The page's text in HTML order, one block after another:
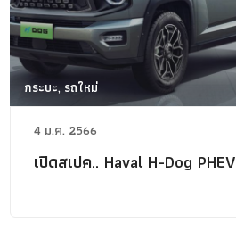
กระบะ, รถใหม่
4 ม.ค. 2566
เปิดสเปค.. Haval H-Dog PHEV